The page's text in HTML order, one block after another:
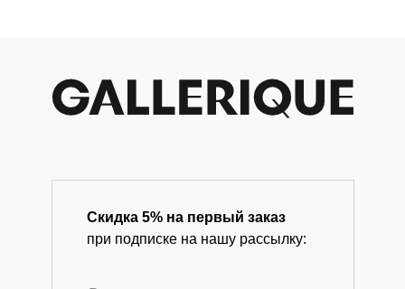
Скидка 5% на первый заказ
при подписке на нашу рассылку: